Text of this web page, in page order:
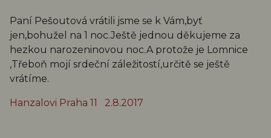
Paní Pešoutová vrátili jsme se k Vám,byť
jen,bohužel na 1 noc.Ještě jednou děkujeme za
hezkou narozeninovou noc.A protože je Lomnice
,Třeboň mojí srdeční záležitostí,určitě se ještě
vrátíme.
Hanzalovi Praha 11 2.8.2017